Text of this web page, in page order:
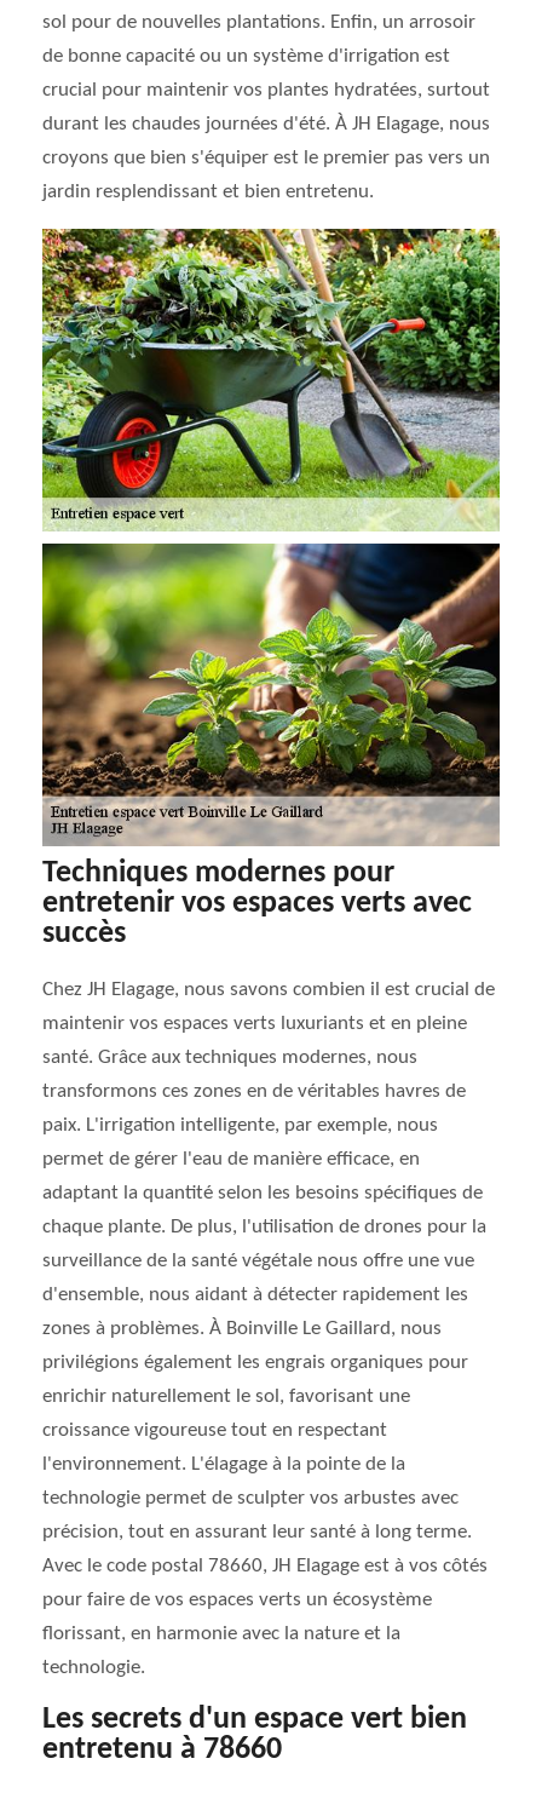
sol pour de nouvelles plantations. Enfin, un arrosoir
de bonne capacité ou un système d'irrigation est
crucial pour maintenir vos plantes hydratées, surtout
durant les chaudes journées d'été. À JH Elagage, nous
croyons que bien s'équiper est le premier pas vers un
jardin resplendissant et bien entretenu.
Techniques modernes pour
entretenir vos espaces verts avec
succès
Chez JH Elagage, nous savons combien il est crucial de
maintenir vos espaces verts luxuriants et en pleine
santé. Grâce aux techniques modernes, nous
transformons ces zones en de véritables havres de
paix. L'irrigation intelligente, par exemple, nous
permet de gérer l'eau de manière efficace, en
adaptant la quantité selon les besoins spécifiques de
chaque plante. De plus, l'utilisation de drones pour la
surveillance de la santé végétale nous offre une vue
d'ensemble, nous aidant à détecter rapidement les
zones à problèmes. À Boinville Le Gaillard, nous
privilégions également les engrais organiques pour
enrichir naturellement le sol, favorisant une
croissance vigoureuse tout en respectant
l'environnement. L'élagage à la pointe de la
technologie permet de sculpter vos arbustes avec
précision, tout en assurant leur santé à long terme.
Avec le code postal 78660, JH Elagage est à vos côtés
pour faire de vos espaces verts un écosystème
florissant, en harmonie avec la nature et la
technologie.
Les secrets d'un espace vert bien
entretenu à 78660